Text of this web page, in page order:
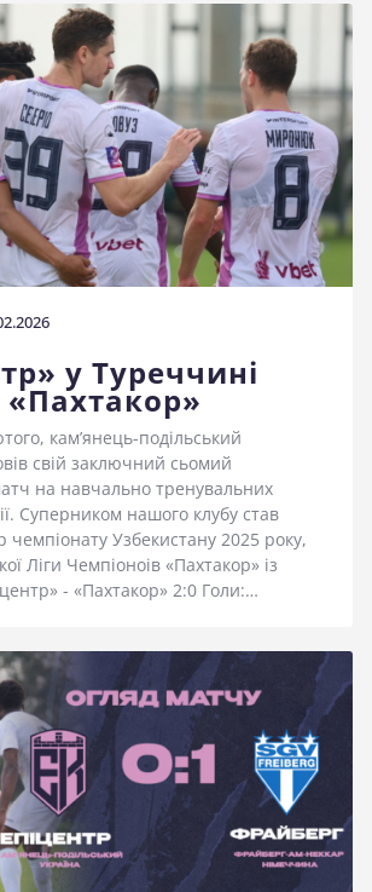
у Туреччині
«Пахтакор»
кам’янець-подільський
свій заключний сьомий
на навчально тренувальних
Суперником нашого клубу став
чемпіонату Узбекистану 2025 року,
Ліги Чемпіоноів «Пахтакор» із
- «Пахтакор» 2:0 Голи:…